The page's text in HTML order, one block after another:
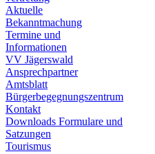
Aktuelle
Bekanntmachung
Termine und
Informationen
VV Jägerswald
Ansprechpartner
Amtsblatt
Bürgerbegegnungszentrum
Kontakt
Downloads Formulare und
Satzungen
Tourismus